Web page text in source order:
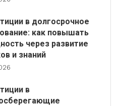
в долгосрочное
как повышать
через развитие
и знаний
в